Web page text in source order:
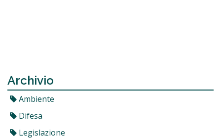
Archivio
Ambiente
Difesa
Legislazione